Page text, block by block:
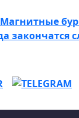
Магнитные
закончатся